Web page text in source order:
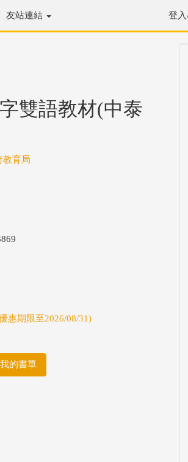
友站連結 登
雙語教材(中泰
教育局
惠期限至2026/08/31)
我的書單